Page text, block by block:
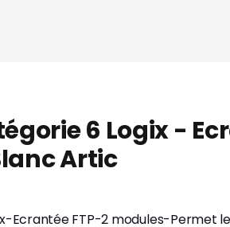
6 Logix -
Artic
Ecrantée FTP-2 modules-Permet